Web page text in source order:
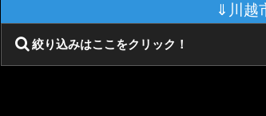
⇓川越
絞り込みはここをクリック！